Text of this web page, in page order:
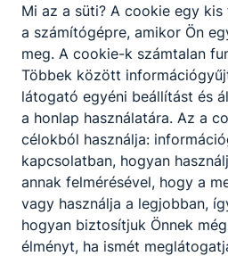
Iskolánk felnőttek részére az alábbi képzéseket hirdeti
meg a 2026/2027. tanévre
2026. júl. 18. KH
Mi az a süti? A cookie egy kis
a számítógépre, amikor Ön
meg. A cookie-k számtalan
Többek között
látogató egyéni beállítást és
a honlap használatára. Az a
célokból használja:
kapcsolatban, hogyan
annak felmérésével, hogy a
vagy használja a legjobban,
hogyan biztosítjuk Önnek
élményt, ha ismét